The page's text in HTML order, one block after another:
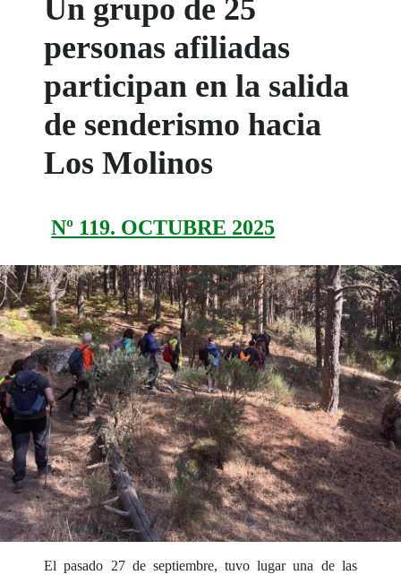
Un grupo de 25
personas afiliadas
participan en la salida
de senderismo hacia
Los Molinos
Nº 119. OCTUBRE 2025
El pasado 27 de septiembre, tuvo lugar una de las